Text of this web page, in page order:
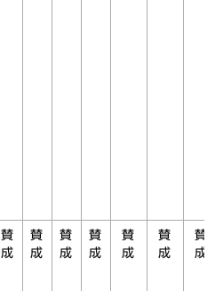
賛
成
賛
成
賛
成
賛
成
賛
成
賛
成
賛
成